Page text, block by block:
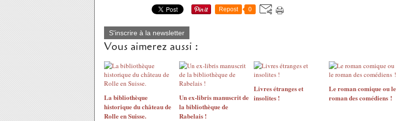
Repost 0
S'inscrire à la newsletter
Vous aimerez aussi :
La bibliothèque
historique du château de
Rolle en Suisse.
Un ex-libris manuscrit de
la bibliothèque de
Rabelais !
Livres étranges et
insolites !
Le roman comique ou le
roman des comédiens !